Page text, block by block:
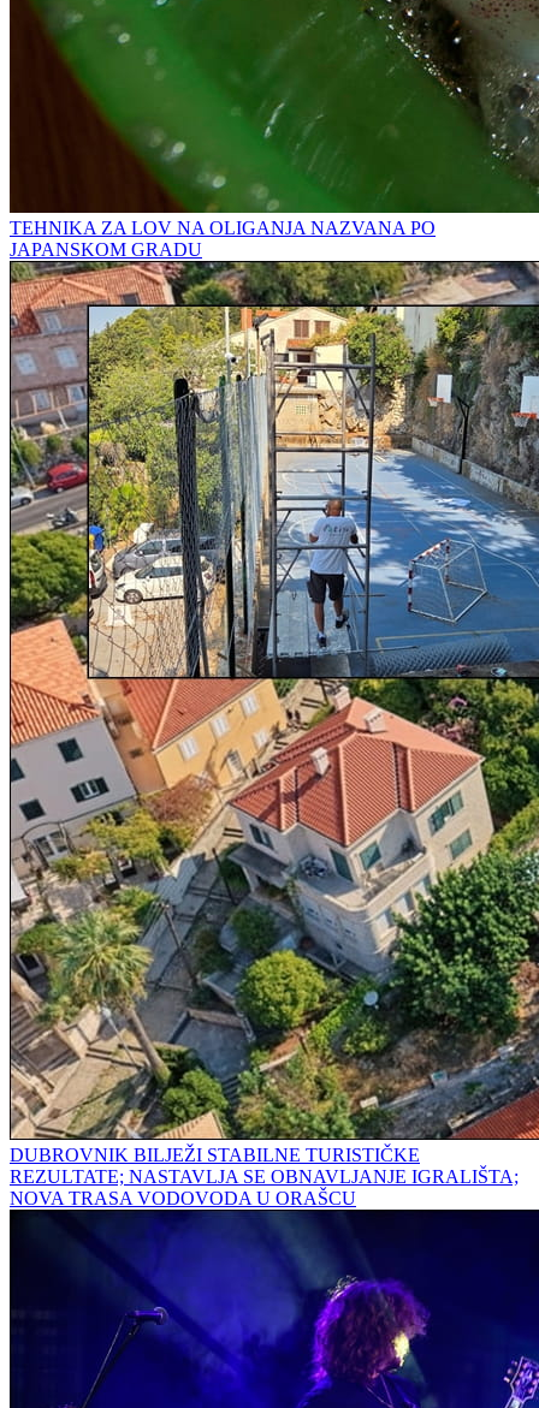
TEHNIKA ZA LOV NA OLIGANJA NAZVANA PO
JAPANSKOM GRADU
DUBROVNIK BILJEŽI STABILNE TURISTIČKE
REZULTATE; NASTAVLJA SE OBNAVLJANJE IGRALIŠTA;
NOVA TRASA VODOVODA U ORAŠCU